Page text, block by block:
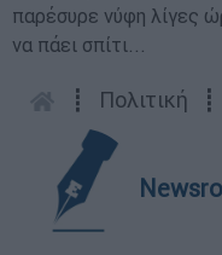
παρέσυρε νύφη λίγες
να πάει σπίτι...
┋ Πολιτική ┋